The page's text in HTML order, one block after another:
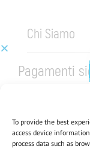
To provide the best
access device
process data such as
Chi Siamo
Pagamenti